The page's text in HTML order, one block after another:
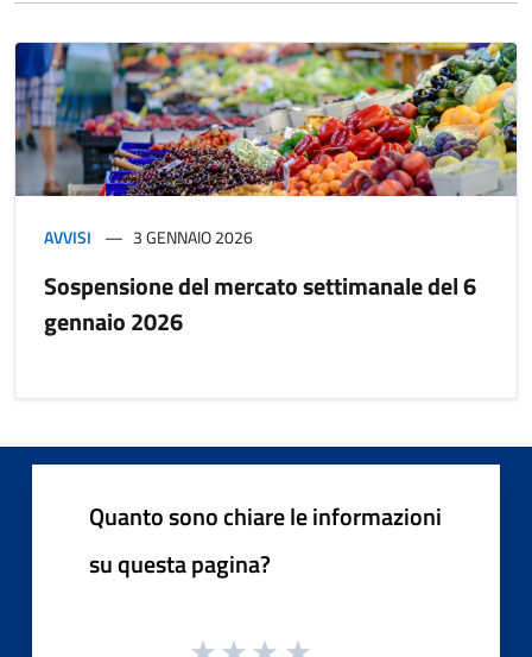
AVVISI 3 GENNAIO 2026
Sospensione del mercato settimanale del 6
gennaio 2026
Quanto sono chiare le informazioni
su questa pagina?